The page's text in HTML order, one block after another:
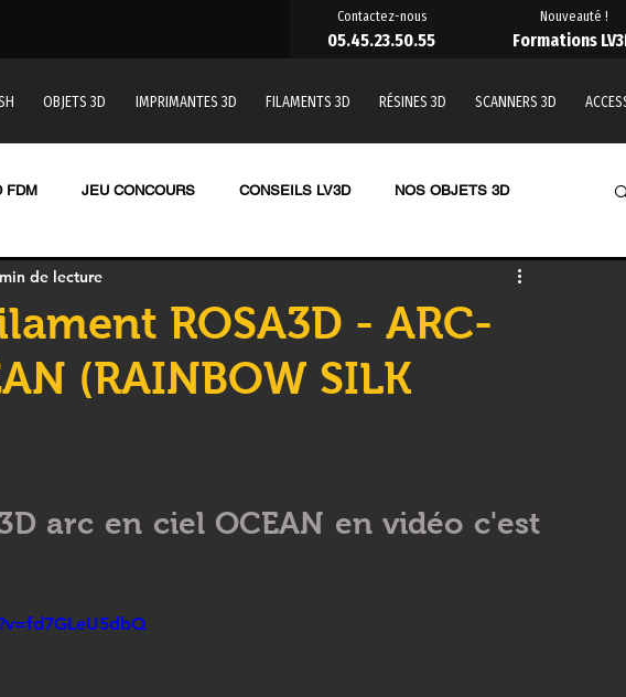
05.45.23.50.55
Contactez-nous
Formations
Nouveauté !
OBJETS 3D IMPRIMANTES 3D FILAMENTS 3D RÉSINES 3D SCANNERS 3D
FDM JEU CONCOURS CONSEILS LV3D NOS OBJETS 3D
IMPRIMANTE 3D RESINE
à la Demande SCANNER 3D OUTILLAGE
Formation CPF FUSION 360
ROSA3D - ARC-
(RAINBOW SILK
de lecture
arc en ciel OCEAN en vidéo c'est